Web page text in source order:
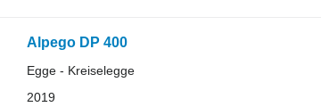
Alpego DP 400
Egge - Kreiselegge
2019